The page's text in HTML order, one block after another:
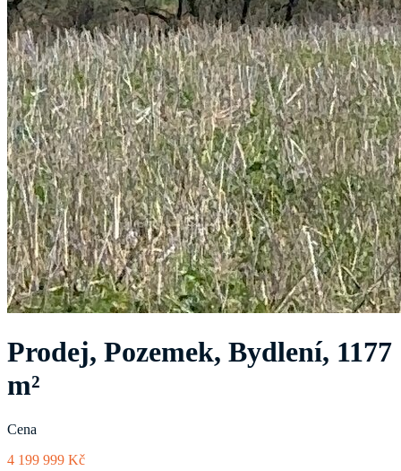
Prodej, Pozemek, Bydlení, 1177
m²
Cena
4 199 999 Kč